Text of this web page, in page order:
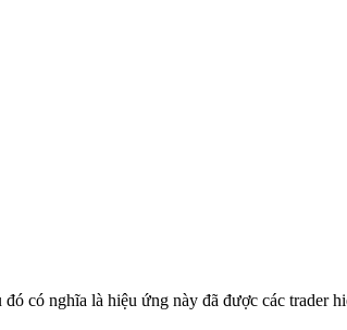
có nghĩa là hiệu ứng này đã được các trader